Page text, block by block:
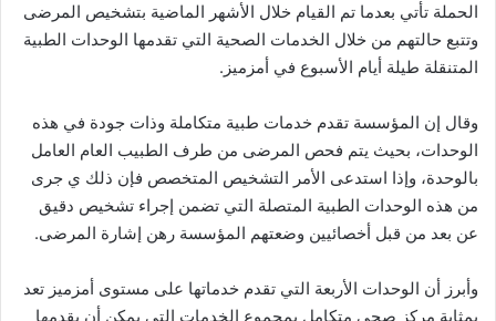
الحملة تأتي بعدما تم القيام خلال الأشهر الماضية بتشخيص المرضى
وتتبع حالتهم من خلال الخدمات الصحية التي تقدمها الوحدات الطبية
المتنقلة طيلة أيام الأسبوع في أمزميز.
وقال إن المؤسسة تقدم خدمات طبية متكاملة وذات جودة في هذه
الوحدات، بحيث يتم فحص المرضى من طرف الطبيب العام العامل
بالوحدة، وإذا استدعى الأمر التشخيص المتخصص فإن ذلك ي جرى
من هذه الوحدات الطبية المتصلة التي تضمن إجراء تشخيص دقيق
عن بعد من قبل أخصائيين وضعتهم المؤسسة رهن إشارة المرضى.
وأبرز أن الوحدات الأربعة التي تقدم خدماتها على مستوى أمزميز تعد
بمثابة مركز صحي متكامل بمجموع الخدمات التي يمكن أن يقدمها